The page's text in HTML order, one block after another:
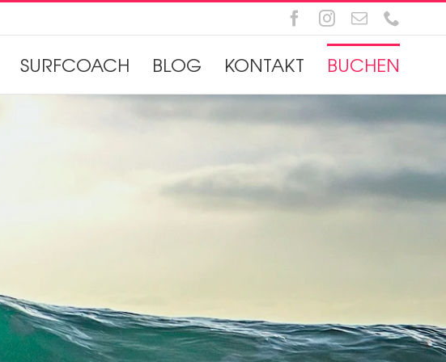
Facebook
Instagram
E-
Mail
SURFCOACH BLOG KONTAKT BUCHEN